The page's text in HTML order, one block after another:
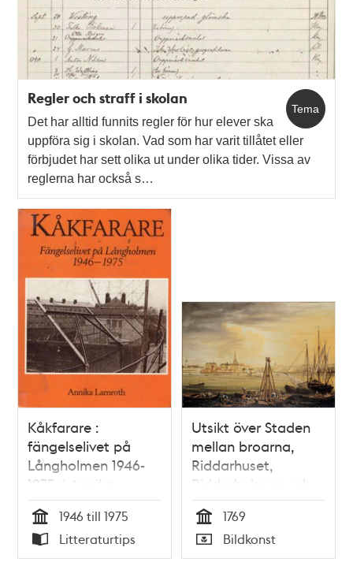
Tema
Regler och straff i skolan
Det har alltid funnits regler för hur elever ska
uppföra sig i skolan. Vad som har varit tillåtet eller
förbjudet har sett olika ut under olika tider. Vissa av
reglerna har också s…
Kåkfarare :
fängelselivet på
Långholmen 1946-
1975 / Annika
Lamroth
Tid
1946 till 1975
Typ
Litteraturtips
Utsikt över Staden
mellan broarna,
Riddarhuset,
Riddarholmen och
Södermalm
Tid
1769
Typ
Bildkonst